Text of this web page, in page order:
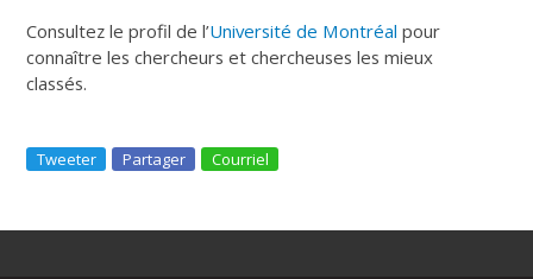
Consultez le profil de l’Université de Montréal pour
connaître les chercheurs et chercheuses les mieux
classés.
Tweeter Partager Courriel